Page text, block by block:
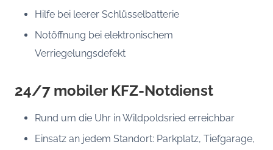
Hilfe bei leerer Schlüsselbatterie
Notöffnung bei elektronischem
Verriegelungsdefekt
24/7 mobiler KFZ-Notdienst
Rund um die Uhr in Wildpoldsried erreichbar
Einsatz an jedem Standort: Parkplatz, Tiefgarage,